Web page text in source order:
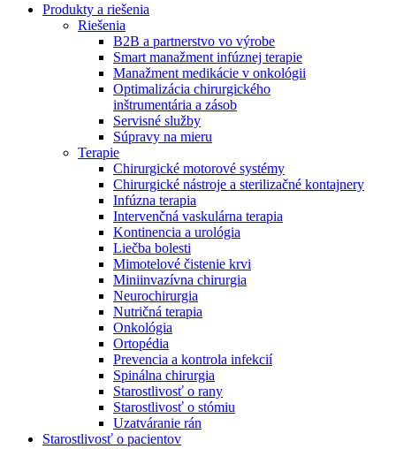
Produktový katalóg​
Objavte naše produkty. ​Navštívte produktový katalóg B.
Braun​ s našim kompletným produktovým portfóliom.​
Nefrologické ambulancie
V nefrologických ambulanciách prevádzkujeme poradenstvo
a prípravu pacientov k jednotlivým metódam náhrady funkcie
obličiek. Zvoľte si mesto, ktoré potrebujete a navštívte nás.
Zostaňte v dialógu s B. Braun. Kontaktujte nás.
Produkty a riešenia
Riešenia
B2B a partnerstvo vo výrobe
Smart manažment infúznej terapie
Manažment medikácie v onkológii
Optimalizácia chirurgického
inštrumentária a zásob
Servisné služby
Súpravy na mieru
Terapie
Chirurgické motorové systémy
Chirurgické nástroje a sterilizačné kontajnery
Infúzna terapia
Intervenčná vaskulárna terapia
Kontinencia a urológia
Liečba bolesti
Mimotelové čistenie krvi
Miniinvazívna chirurgia
Neurochirurgia
Nutričná terapia
Onkológia
Ortopédia
Prevencia a kontrola infekcií
Spinálna chirurgia
Starostlivosť o rany
Starostlivosť o stómiu
Uzatváranie rán
Starostlivosť o pacientov